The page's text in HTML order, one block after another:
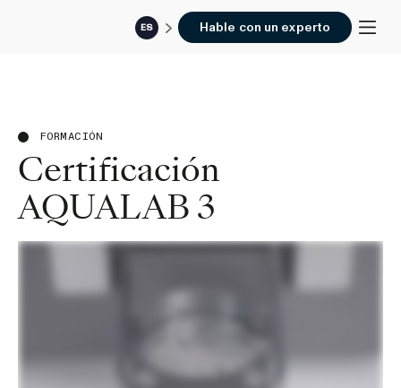
ES Hable con un experto
FORMACIÓN
Certificación
AQUALAB 3